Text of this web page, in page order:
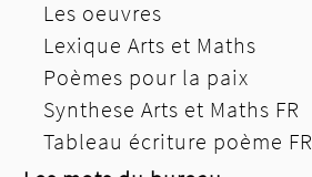
Les oeuvres
Lexique Arts et Maths
Poèmes pour la paix
Synthese Arts et Maths FR
Tableau écriture poème FR